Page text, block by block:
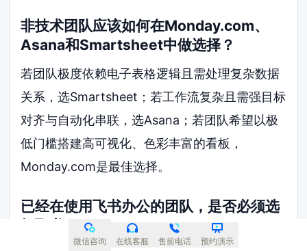
非技术团队应该如何在Monday.com、
Asana和Smartsheet中做选择？
若团队极度依赖电子表格逻辑且需处理复杂数据
关系，选Smartsheet；若工作流复杂且需强目标
对齐与自动化串联，选Asana；若团队希望以极
低门槛搭建高可视化、色彩丰富的看板，
Monday.com是最佳选择。
已经在使用飞书办公的团队，是否必须选
择飞书项目？
微信咨询 在线客服 售前电话 预约演示